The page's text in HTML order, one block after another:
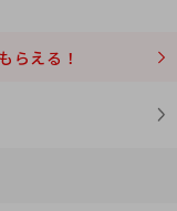
らえる！